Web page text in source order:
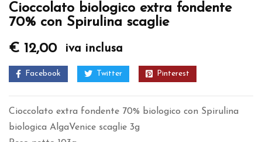
Cioccolato biologico extra fondente
70% con Spirulina scaglie
€ 12,00 iva inclusa
Facebook Twitter Pinterest
Cioccolato extra fondente 70% biologico con Spirulina
biologica AlgaVenice scaglie 3g